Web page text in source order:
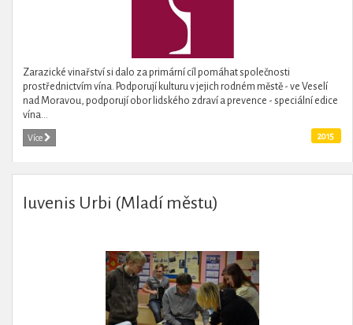
Zarazické vinařství si dalo za primární cíl pomáhat společnosti
prostřednictvím vína. Podporují kulturu v jejich rodném městě - ve Veselí
nad Moravou, podporují obor lidského zdraví a prevence - speciální edice
vína...
Více 2015
Iuvenis Urbi (Mladí městu)